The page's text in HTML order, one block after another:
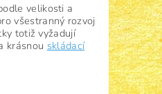
velikosti a
všestranný rozvoj
totiž vyžadují
krásnou skládací